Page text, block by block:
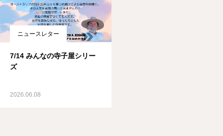
ニュースレター
7/14 みんなの寺子屋シリー
ズ
2026.06.08